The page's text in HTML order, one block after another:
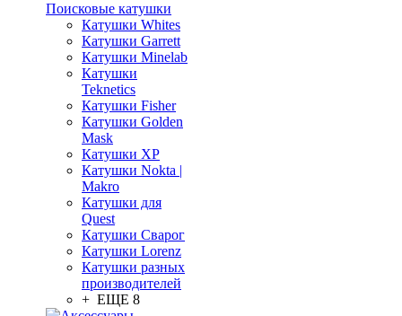
Поисковые катушки
Катушки Whites
Катушки Garrett
Катушки Minelab
Катушки
Teknetics
Катушки Fisher
Катушки Golden
Mask
Катушки XP
Катушки Nokta |
Makro
Катушки для
Quest
Катушки Сварог
Катушки Lorenz
Катушки разных
производителей
+ ЕЩЕ 8